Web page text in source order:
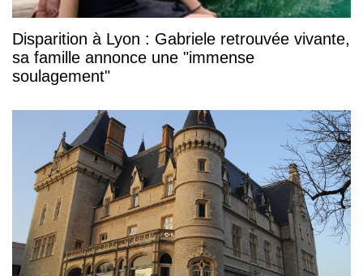
Disparition à Lyon : Gabriele retrouvée vivante,
sa famille annonce une "immense
soulagement"